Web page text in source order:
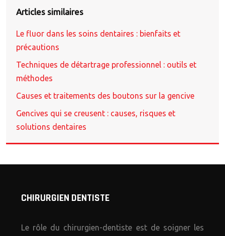
Articles similaires
Le fluor dans les soins dentaires : bienfaits et
précautions
Techniques de détartrage professionnel : outils et
méthodes
Causes et traitements des boutons sur la gencive
Gencives qui se creusent : causes, risques et
solutions dentaires
CHIRURGIEN DENTISTE
Le rôle du chirurgien-dentiste est de soigner les